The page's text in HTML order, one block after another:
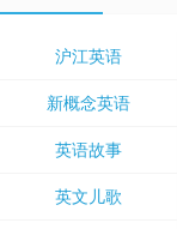
沪江英语
新概念英语
英语故事
英文儿歌